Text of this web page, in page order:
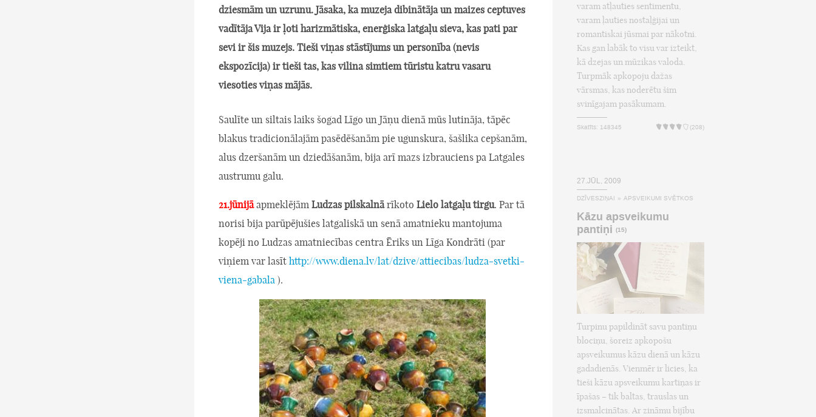
dziesmām un uzrunu. Jāsaka, ka muzeja dibinātāja un maizes ceptuves
vadītāja Vija ir ļoti harizmātiska, enerģiska latgaļu sieva, kas pati par
sevi ir šis muzejs. Tieši viņas stāstījums un personība (nevis
ekspozīcija) ir tieši tas, kas vilina simtiem tūristu katru vasaru
viesoties viņas mājās.
Saulīte un siltais laiks šogad Līgo un Jāņu dienā mūs lutināja, tāpēc
blakus tradicionālajām pasēdēšanām pie ugunskura, šašlika cepšanām,
alus dzeršanām un dziedāšanām, bija arī mazs izbrauciens pa Latgales
austrumu galu.
21.jūnijāapmeklējām Ludzas pilskalnārīkoto Lielo latgaļu tirgu. Par tā
norisi bija parūpējušies latgaliskā un senā amatnieku mantojuma
kopēji no Ludzas amatniecības centra Ēriks un Līga Kondrāti (par
viņiem var lasīt http://www.diena.lv/lat/dzive/attiecibas/ludza-svetki-
viena-gabala ).
varam atļauties sentimentu,
varam ļauties nostaļģijai un
romantiskai jūsmai par nākotni.
Kas gan labāk to visu var izteikt,
kā dzejas un mūzikas valoda.
Turpmāk apkopoju dažas
vārsmas, kas noderētu šim
svinīgajam pasākumam.
Skatīts: 148345 (208)
27.JŪL, 2009
DZĪVESZIŅAI » APSVEIKUMI SVĒTKOS
Kāzu apsveikumu
pantiņi (15)
Turpinu papildināt savu pantiņu
blociņu, šoreiz apkopošu
apsveikumus kāzu dienā un kāzu
gadadienās. Vienmēr ir licies, ka
tieši kāzu apsveikumu kartiņas ir
īpašas – tik baltas, trauslas un
izsmalcinātas. Ar zināmu bijību